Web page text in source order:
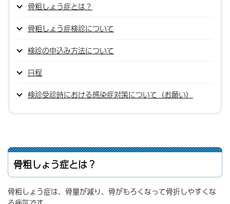
骨粗しょう症とは？
骨粗しょう症検診について
検診の申込み方法について
日程
検診受診時における感染症対策について（お願い）
骨粗しょう症とは？
骨粗しょう症は、骨量が減り、骨がもろくなって骨折しやすくな